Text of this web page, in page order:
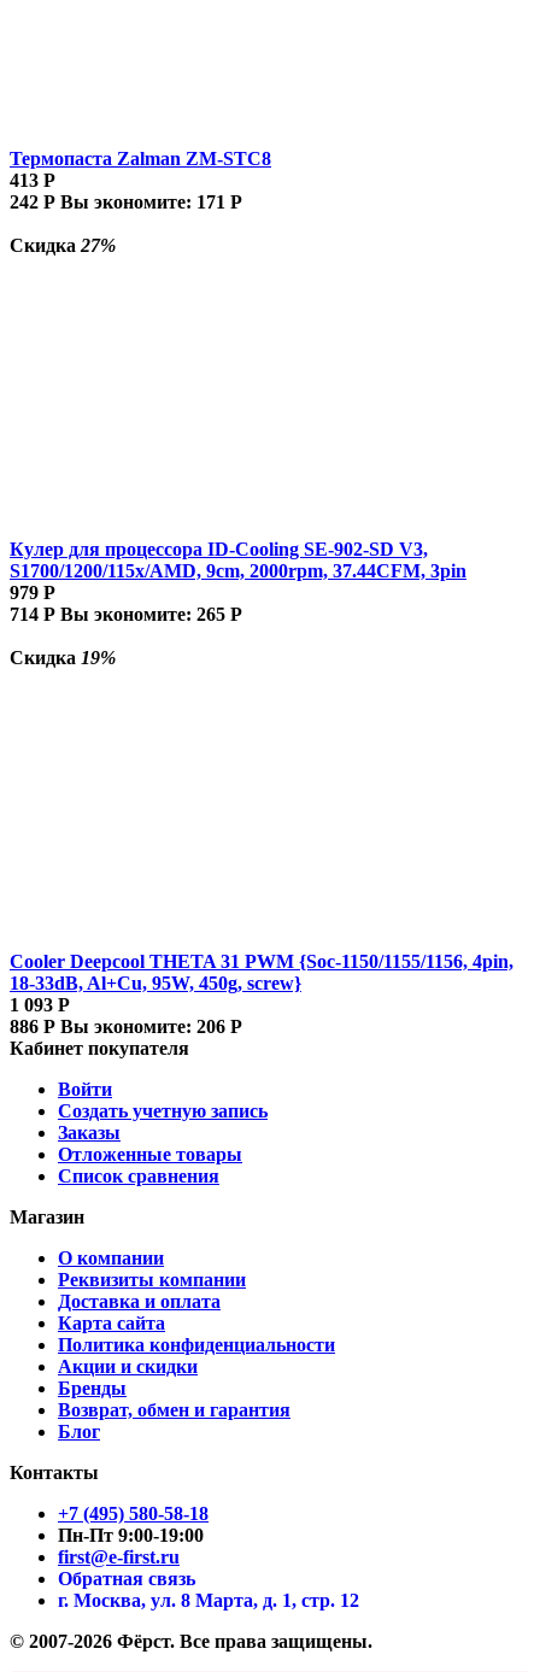
Термопаста Zalman ZM-STC8
413 Р
242 Р Вы экономите: 171 Р
Скидка 27%
Кулер для процессора ID-Cooling SE-902-SD V3,
S1700/1200/115x/AMD, 9cm, 2000rpm, 37.44CFM, 3pin
979 Р
714 Р Вы экономите: 265 Р
Скидка 19%
Cooler Deepcool THETA 31 PWM {Soc-1150/1155/1156, 4pin,
18-33dB, Al+Cu, 95W, 450g, screw}
1 093 Р
886 Р Вы экономите: 206 Р
Кабинет покупателя
Войти
Создать учетную запись
Заказы
Отложенные товары
Список сравнения
Магазин
О компании
Реквизиты компании
Доставка и оплата
Карта сайта
Политика конфиденциальности
Акции и скидки
Бренды
Возврат, обмен и гарантия
Блог
Контакты
+7 (495) 580-58-18
Пн-Пт 9:00-19:00
first@e-first.ru
Обратная связь
г. Москва, ул. 8 Марта, д. 1, стр. 12
© 2007-2026 Фёрст. Все права защищены.